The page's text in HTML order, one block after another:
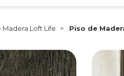
WPC Exterior Vigas WPC
Clásico
Pisos
Madera Loft Life Piso de